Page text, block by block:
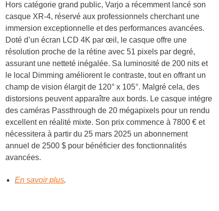
Hors catégorie grand public, Varjo a récemment lancé son
casque XR-4, réservé aux professionnels cherchant une
immersion exceptionnelle et des performances avancées.
Doté d’un écran LCD 4K par œil, le casque offre une
résolution proche de la rétine avec 51 pixels par degré,
assurant une netteté inégalée. Sa luminosité de 200 nits et
le local Dimming améliorent le contraste, tout en offrant un
champ de vision élargit de 120° x 105°. Malgré cela, des
distorsions peuvent apparaître aux bords. Le casque intégre
des caméras Passthrough de 20 mégapixels pour un rendu
excellent en réalité mixte. Son prix commence à 7800 € et
nécessitera à partir du 25 mars 2025 un abonnement
annuel de 2500 $ pour bénéficier des fonctionnalités
avancées.
En savoir plus.